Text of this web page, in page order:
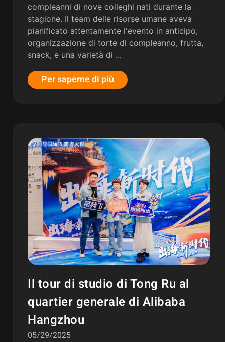
compleanni di nove colleghi nati durante la
stagione. Il team delle risorse umane aveva
pianificato attentamente l'evento in anticipo,
organizzazione di torte di compleanno, frutta,
snack, e una varietà di ...
Per saperne di più
Il tour di studio di Tong Ru al
quartier generale di Alibaba
Hangzhou
05/29/2025